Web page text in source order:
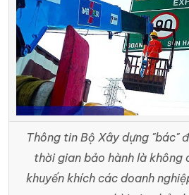
Thông tin Bộ Xây dựng "bác"
thời gian bảo hành là không
khuyến khích các doanh